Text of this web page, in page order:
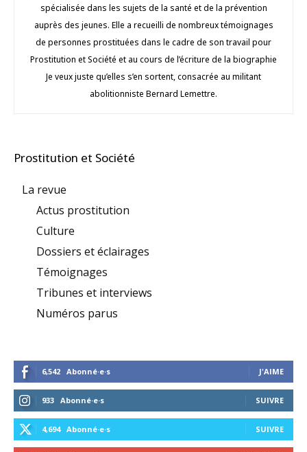
spécialisée dans les sujets de la santé et de la prévention
auprès des jeunes. Elle a recueilli de nombreux témoignages
de personnes prostituées dans le cadre de son travail pour
Prostitution et Société et au cours de l’écriture de la biographie
Je veux juste qu’elles s’en sortent, consacrée au militant
abolitionniste Bernard Lemettre.
Prostitution et Société
La revue
Actus prostitution
Culture
Dossiers et éclairages
Témoignages
Tribunes et interviews
Numéros parus
6,542 Abonné·e·s J'AIME
933 Abonné·e·s SUIVRE
4,694 Abonné·e·s SUIVRE